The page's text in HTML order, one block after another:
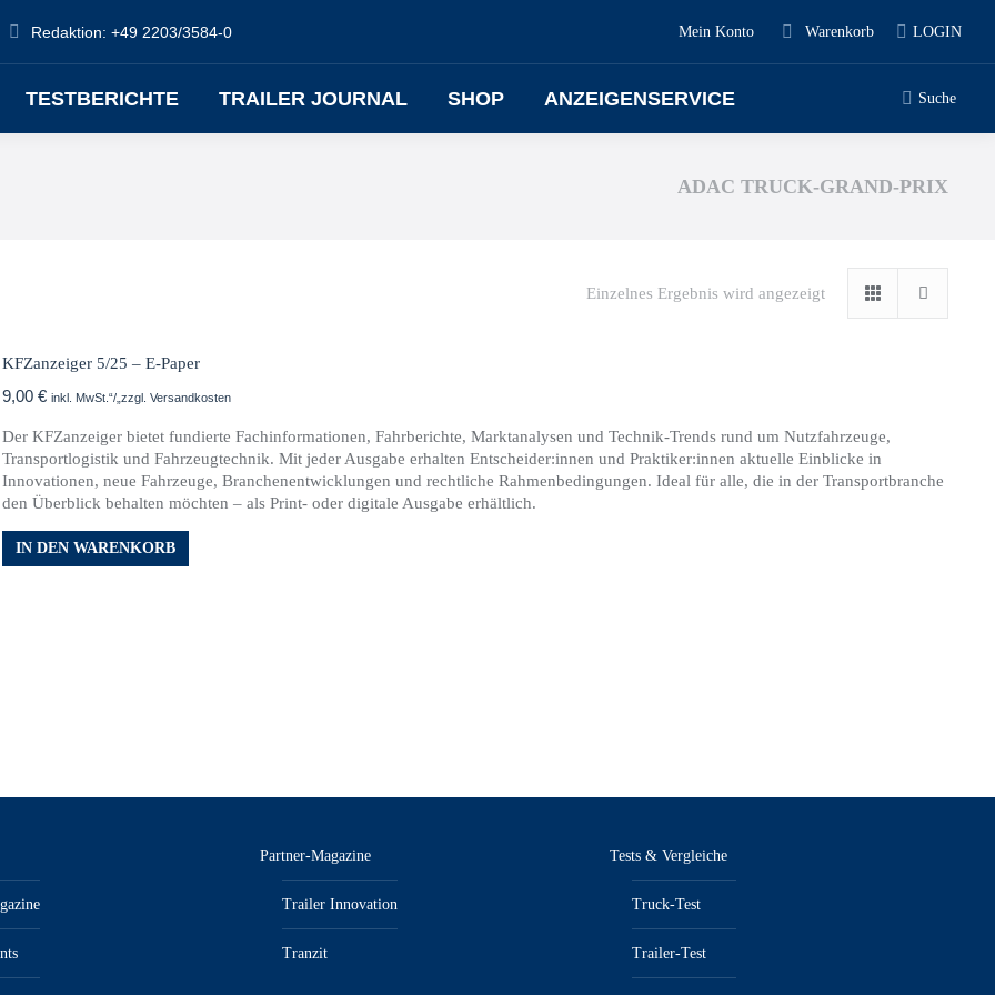
Redaktion: +49 2203/3584-0 Mein Konto Warenkorb LOGIN
TESTBERICHTE TRAILER JOURNAL SHOP ANZEIGENSERVICE Suche
ADAC TRUCK-GRAND-PRIX
Einzelnes Ergebnis wird angezeigt
KFZanzeiger 5/25 – E-Paper
9,00 € inkl. MwSt.“/„zzgl. Versandkosten
Der KFZanzeiger bietet fundierte Fachinformationen, Fahrberichte, Marktanalysen und Technik-Trends rund um Nutzfahrzeuge,
Transportlogistik und Fahrzeugtechnik. Mit jeder Ausgabe erhalten Entscheider:innen und Praktiker:innen aktuelle Einblicke in
Innovationen, neue Fahrzeuge, Branchenentwicklungen und rechtliche Rahmenbedingungen. Ideal für alle, die in der Transportbranche
den Überblick behalten möchten – als Print- oder digitale Ausgabe erhältlich.
IN DEN WARENKORB
Partner-Magazine
Trailer Innovation
Tranzit
Tests & Vergleiche
Truck-Test
Trailer-Test